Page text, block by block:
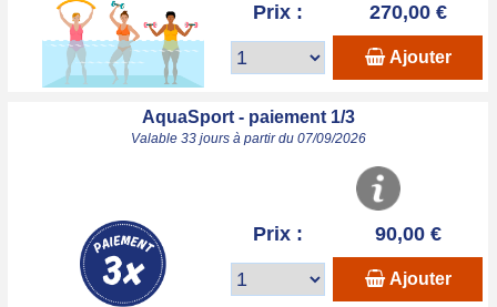
Prix : 270,00 €
Ajouter
AquaSport - paiement 1/3
Valable 33 jours à partir du 07/09/2026
Prix : 90,00 €
Ajouter